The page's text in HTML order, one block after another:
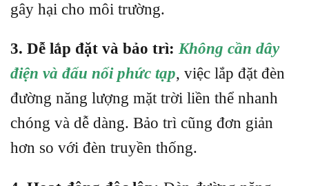
gây hại cho môi trường.
3. Dễ lắp đặt và bảo trì: Không cần dây
điện và đấu nối phức tạp, việc lắp đặt đèn
đường năng lượng mặt trời liền thể nhanh
chóng và dễ dàng. Bảo trì cũng đơn giản
hơn so với đèn truyền thống.